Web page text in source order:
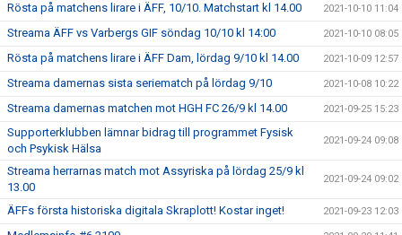
Rösta på matchens lirare i ÄFF, 10/10. Matchstart kl 14.00 2021-10-10 11:04
Streama ÄFF vs Varbergs GIF söndag 10/10 kl 14:00 2021-10-10 08:05
Rösta på matchens lirare i ÄFF Dam, lördag 9/10 kl 14.00 2021-10-09 12:57
Streama damernas sista seriematch på lördag 9/10 2021-10-08 10:22
Streama damernas matchen mot HGH FC 26/9 kl 14.00 2021-09-25 15:23
Supporterklubben lämnar bidrag till programmet Fysisk
och Psykisk Hälsa
2021-09-24 09:08
Streama herrarnas match mot Assyriska på lördag 25/9 kl
13.00
2021-09-24 09:02
ÄFFs första historiska digitala Skraplott! Kostar inget! 2021-09-23 12:03